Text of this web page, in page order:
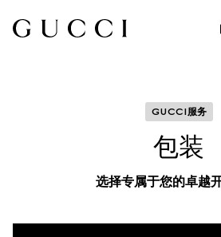
GUCCI服务
包装
选择专属于您的卓越